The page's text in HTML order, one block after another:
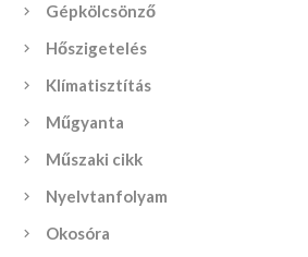
Gépkölcsönző
Hőszigetelés
Klímatisztítás
Műgyanta
Műszaki cikk
Nyelvtanfolyam
Okosóra